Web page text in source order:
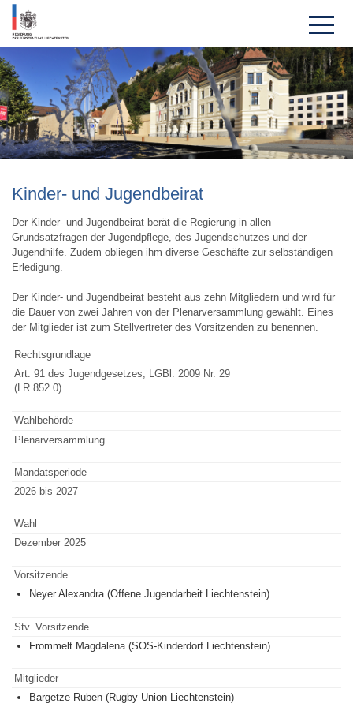
Kinder- und Jugendbeirat
Der Kinder- und Jugendbeirat berät die Regierung in allen
Grundsatzfragen der Jugendpflege, des Jugendschutzes und der
Jugendhilfe. Zudem obliegen ihm diverse Geschäfte zur selbständigen
Erledigung.
Der Kinder- und Jugendbeirat besteht aus zehn Mitgliedern und wird für
die Dauer von zwei Jahren von der Plenarversammlung gewählt. Eines
der Mit­glie­der ist zum Stellvertreter des Vorsitzenden zu benennen.
Rechtsgrundlage
Art. 91 des Jugendgesetzes, LGBl. 2009 Nr. 29
(LR 852.0)
Wahlbehörde
Plenarversammlung
Mandatsperiode
2026 bis 2027
Wahl
Dezember 2025
Vorsitzende
Neyer Alexandra (Offene Jugendarbeit Liechtenstein)
Stv. Vorsitzende
Frommelt Magdalena (SOS-Kinderdorf Liechtenstein)
Mitglieder
Bargetze Ruben (Rugby Union Liechtenstein)